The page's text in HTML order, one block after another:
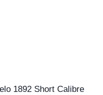
1892 Short Calibre